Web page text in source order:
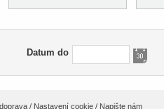
Datum do
/ Nastavení cookie / Napište nám